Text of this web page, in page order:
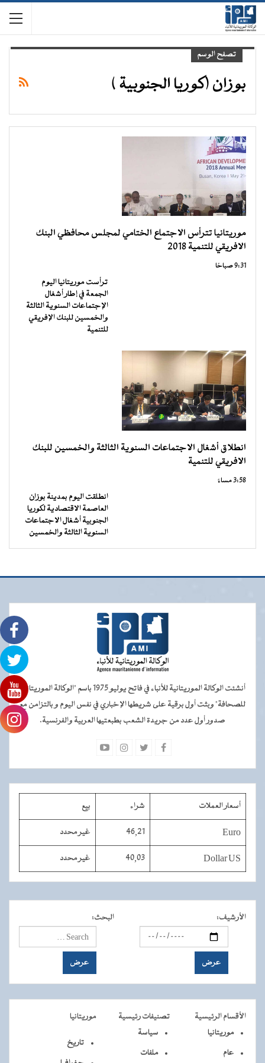
تصفح الوسم
بوزان (كوريا الجنوبية )
موريتانيا تترأس الاجتماع الختامي لمجلس محافظي البنك
الافريقي للتنمية 2018
9:31 صباحًا
ترأست موريتانيا اليوم
الجمعة في إطار أشغال
الإجتماعات السنوية الثالثة
والخمسين للبنك الإفريقي
للتنمية
انطلاق أشغال الاجتماعات السنوية الثالثة والخمسين للبنك
الافريقي للتنمية
3:58 مساءً
انطلقت اليوم بمدينة بوزان
العاصمة الاقتصادية لكوريا
الجنوبية أشغال الاجتماعات
السنوية الثالثة والخمسين
أنشئت الوكالة الموريتانية للأنباء في فاتح يوليو 1975 باسم "الوكالة الموريتانية
للصحافة" وبثت أول برقية على شريطها الإخباري في نفس اليوم و بالتزامن مع
صدور أول عدد من جريدة الشعب بطبعتيها العربية والفرنسية.
أسعار العملات شراء بيع
Euro
46,21 غير محدد
Dollar US
40,03 غير محدد
الأرشيف: البحث:
الأقسام الرئيسية تصنيفات رئيسية
موريتانيا
موريتانيا
عام
سياسة
ملفات
تاريخ